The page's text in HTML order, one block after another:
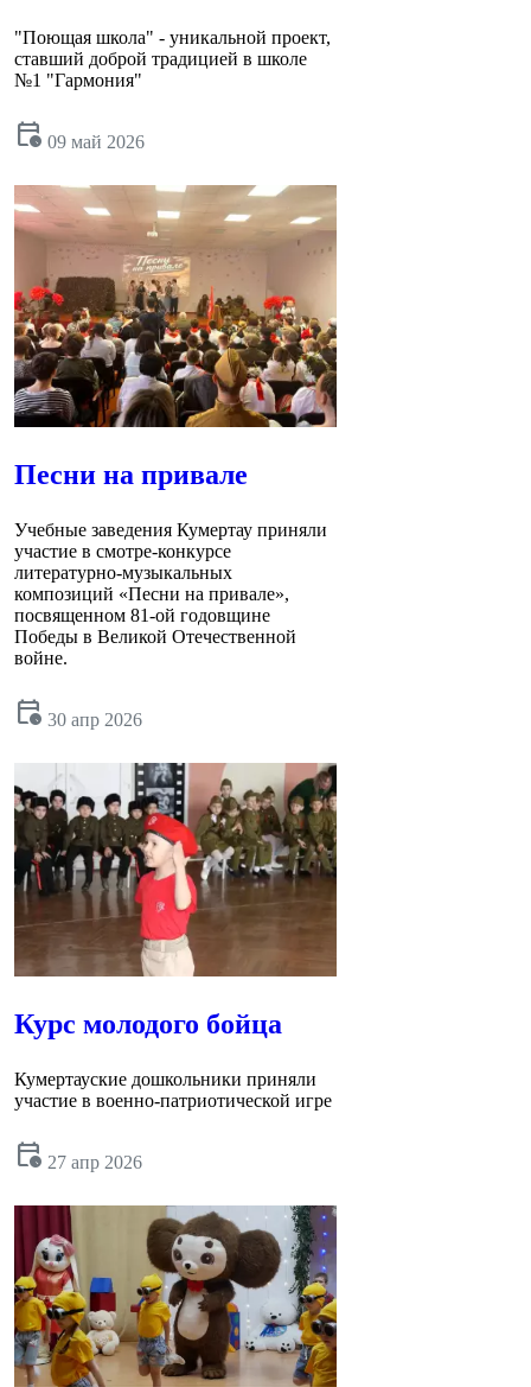
"Поющая школа" - уникальной проект,
ставший доброй традицией в школе
№1 "Гармония"
calendar_clock 09 май 2026
Песни на привале
Учебные заведения Кумертау приняли
участие в смотре‑конкурсе
литературно-музыкальных
композиций «Песни на привале»,
посвященном 81-ой годовщине
Победы в Великой Отечественной
войне.
calendar_clock 30 апр 2026
Курс молодого бойца
Кумертауские дошкольники приняли
участие в военно-патриотической игре
calendar_clock 27 апр 2026